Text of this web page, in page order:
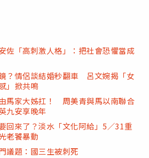
佐「高刺激人格」：把社會恐懼當成
？情侶談結婚秒翻車 呂文婉揭「女
」掀共鳴
馬家大姊扛！ 周美青與馬以南聯合
九安享晚年
回來了？淡水「文化阿給」5／31重
老饕暴動
議題：國三生被刺死